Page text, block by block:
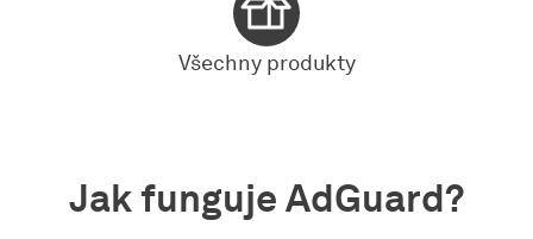
Všechny produkty
Jak funguje AdGuard?